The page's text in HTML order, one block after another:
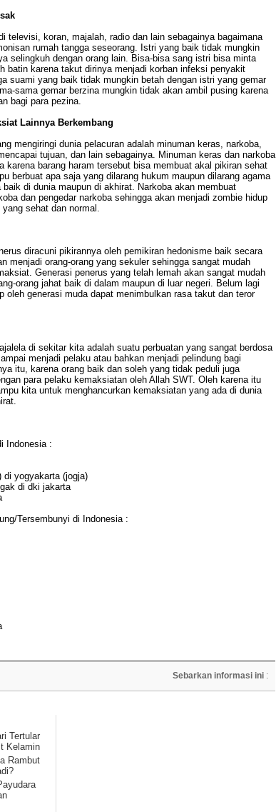
televisi, koran, majalah, radio dan lain sebagainya bagaimana
rumah tangga seseorang. Istri yang baik tidak mungkin
selingkuh dengan orang lain. Bisa-bisa sang istri bisa minta
batin karena takut dirinya menjadi korban infeksi penyakit
suami yang baik tidak mungkin betah dengan istri yang gemar
sama gemar berzina mungkin tidak akan ambil pusing karena
bagi para pezina.
Lainnya Berkembang
mengiringi dunia pelacuran adalah minuman keras, narkoba,
tujuan, dan lain sebagainya. Minuman keras dan narkoba
karena barang haram tersebut bisa membuat akal pikiran sehat
berbuat apa saja yang dilarang hukum maupun dilarang agama
di dunia maupun di akhirat. Narkoba akan membuat
dan pengedar narkoba sehingga akan menjadi zombie hidup
sehat dan normal.
diracuni pikirannya oleh pemikiran hedonisme baik secara
menjadi orang-orang yang sekuler sehingga sangat mudah
Generasi penerus yang telah lemah akan sangat mudah
orang jahat baik di dalam maupun di luar negeri. Belum lagi
oleh generasi muda dapat menimbulkan rasa takut dan teror
di sekitar kita adalah suatu perbuatan yang sangat berdosa
menjadi pelaku atau bahkan menjadi pelindung bagi
itu, karena orang baik dan soleh yang tidak peduli juga
para pelaku kemaksiatan oleh Allah SWT. Oleh karena itu
kita untuk menghancurkan kemaksiatan yang ada di dunia
Indonesia :
di yogyakarta (jogja)
di dki jakarta
Tersembunyi di Indonesia :
Sebarkan informasi ini :
Tertular
Kelamin
Rambut